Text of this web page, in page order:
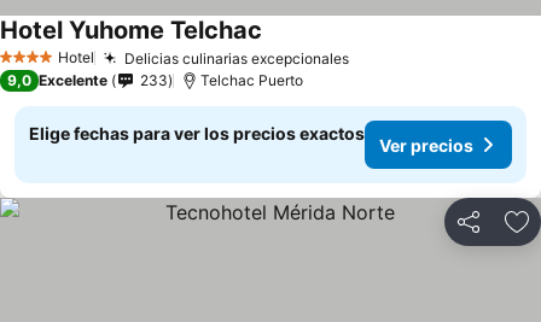
4 EstrellasHotel Delicias culinarias excepcionales
Hotel Yuhome Telchac
9,0 Excelente 233 Telchac Puerto
Elige fechas para ver los precios exactos
Ver precios
Compartir